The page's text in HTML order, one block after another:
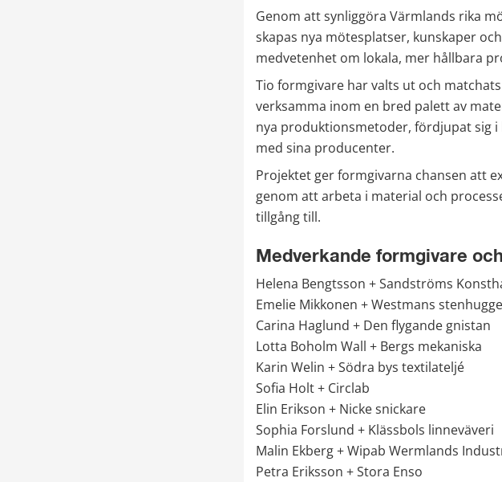
Genom att synliggöra Värmlands rika
skapas nya mötesplatser, kunskaper
medvetenhet om lokala, mer hållbara
Tio formgivare har valts ut och
verksamma inom en bred palett av
nya produktionsmetoder, fördjupat sig
med sina producenter.
Projektet ger formgivarna chansen att
genom att arbeta i material och
tillgång till.
Medverkande formgivare
Helena Bengtsson + Sandströms
Emelie Mikkonen + Westmans
Carina Haglund + Den flygande gnistan
Lotta Boholm Wall + Bergs mekaniska
Karin Welin + Södra bys textilateljé
Sofia Holt + Circlab
Elin Erikson + Nicke snickare
Sophia Forslund + Klässbols linneväveri
Malin Ekberg + Wipab Wermlands
Petra Eriksson + Stora Enso